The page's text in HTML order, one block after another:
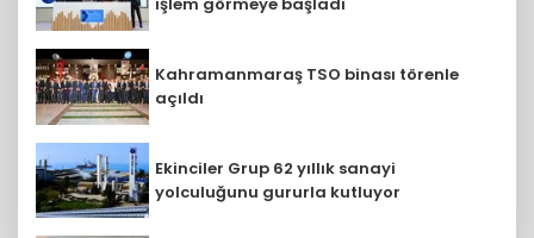
işlem görmeye başladı
Kahramanmaraş TSO binası törenle
açıldı
Ekinciler Grup 62 yıllık sanayi
yolculuğunu gururla kutluyor